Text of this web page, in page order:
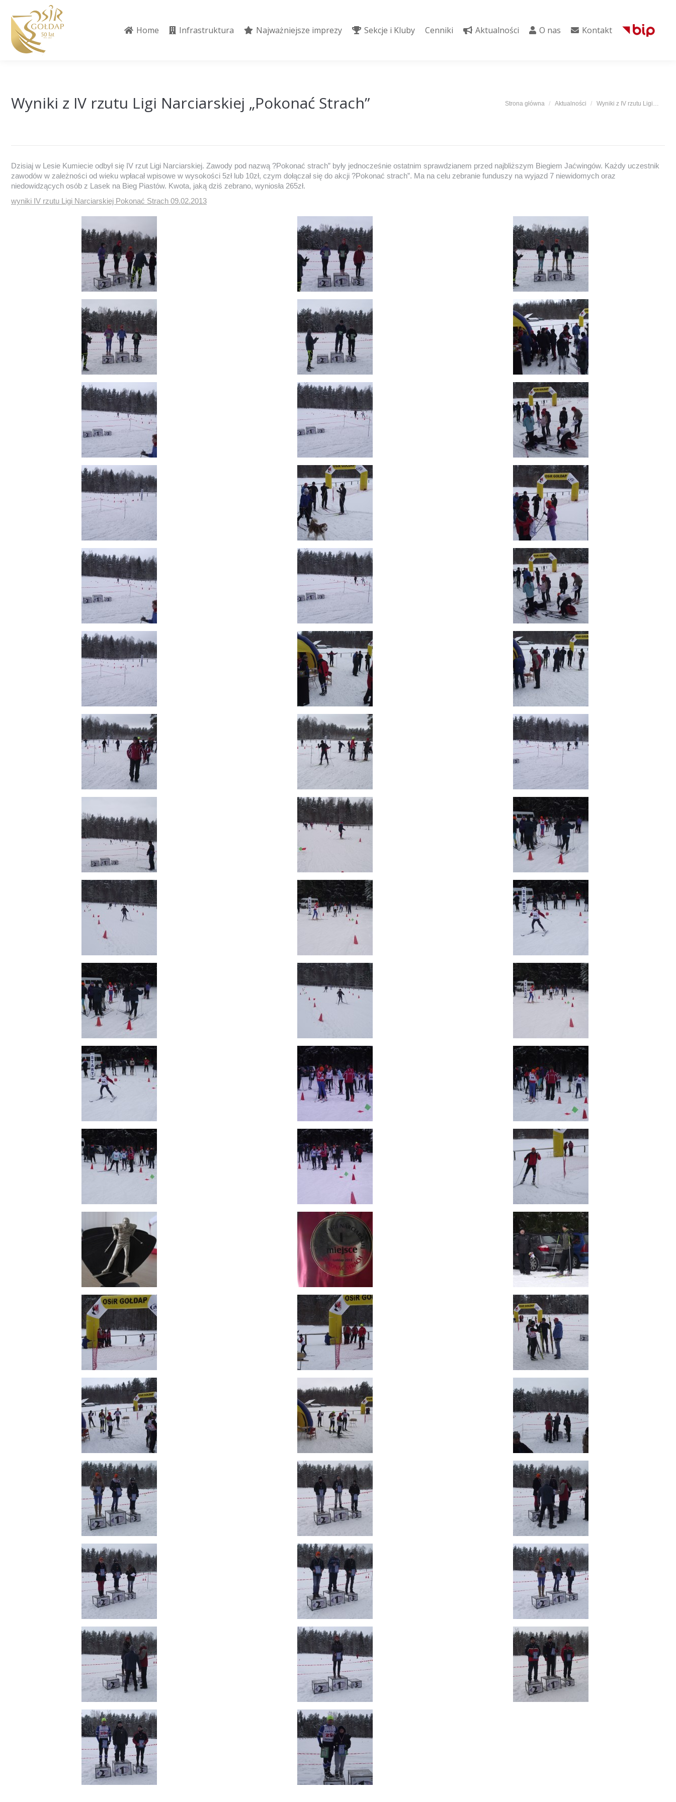
Home Infrastruktura Najważniejsze imprezy Sekcje i Kluby Cenniki Aktualności O nas Kontakt
Wyniki z IV rzutu Ligi Narciarskiej „Pokonać Strach” Jesteś tutaj:
Strona główna Aktualności Wyniki z IV rzutu Ligi…
Dzisiaj w Lesie Kumiecie odbył się IV rzut Ligi Narciarskiej. Zawody pod nazwą ?Pokonać strach” były jednocześnie ostatnim sprawdzianem przed najbliższym Biegiem Jaćwingów. Każdy uczestnik
zawodów w zależności od wieku wpłacał wpisowe w wysokości 5zł lub 10zł, czym dołączał się do akcji ?Pokonać strach”. Ma na celu zebranie funduszy na wyjazd 7 niewidomych oraz
niedowidzących osób z Lasek na Bieg Piastów. Kwota, jaką dziś zebrano, wyniosła 265zł.
wyniki IV rzutu Ligi Narciarskiej Pokonać Strach 09.02.2013
Home Infrastruktura Najważniejsze imprezy Sekcje i Kluby Cenniki Aktualności O nas Kontakt